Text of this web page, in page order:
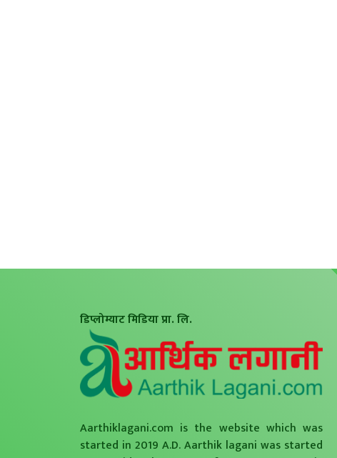
डिप्लोम्याट मिडिया प्रा. लि.
Aarthiklagani.com is the website which was
started in 2019 A.D. Aarthik lagani was started